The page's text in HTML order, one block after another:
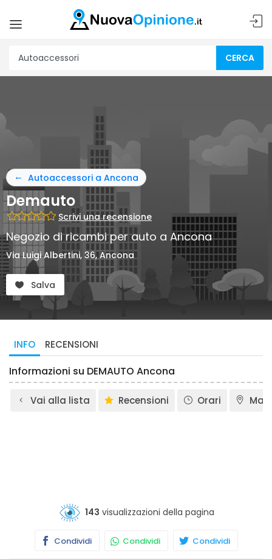
CERCA
Autoaccessori a Ancona
Demauto
Scrivi una recensione
Negozio di ricambi per auto a Ancona
Via Luigi Albertini, 36, Ancona
Salva
INFO RECENSIONI
Informazioni su DEMAUTO Ancona
Vai alla lista Recensioni Orari
143 visualizzazioni della pagina
Condividi Condividi Condividi